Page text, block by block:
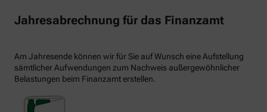
Jahresabrechnung für das Finanzamt
Am Jahresende können wir für Sie auf Wunsch eine Aufstellung
sämtlicher Aufwendungen zum Nachweis außergewöhnlicher
Belastungen beim Finanzamt erstellen.